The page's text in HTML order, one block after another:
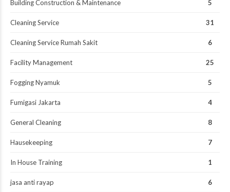
Building Construction & Maintenance 5
Cleaning Service 31
Cleaning Service Rumah Sakit 6
Facility Management 25
Fogging Nyamuk 5
Fumigasi Jakarta 4
General Cleaning 8
Hausekeeping 7
In House Training 1
jasa anti rayap 6